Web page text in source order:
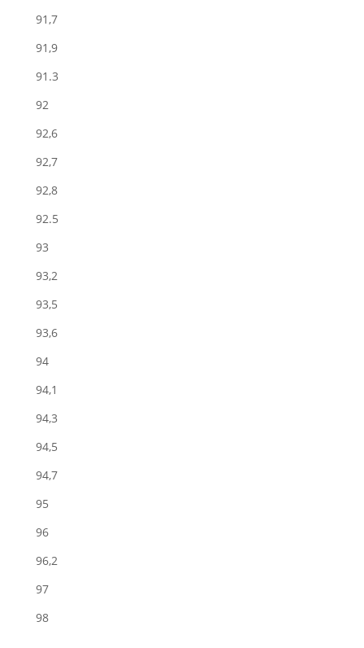
91,7
91,9
91.3
92
92,6
92,7
92,8
92.5
93
93,2
93,5
93,6
94
94,1
94,3
94,5
94,7
95
96
96,2
97
98